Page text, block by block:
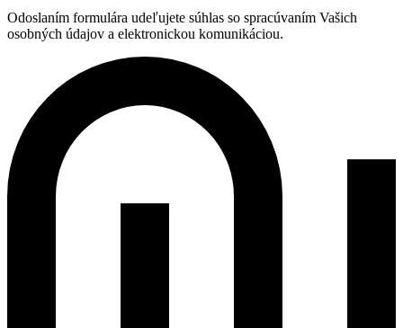
Odoslaním formulára udeľujete súhlas so spracúvaním Vašich
osobných údajov a elektronickou komunikáciou.